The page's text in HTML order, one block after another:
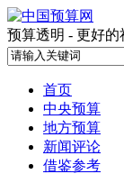
预算透明 - 更好
首页
中央预算
地方预算
新闻评论
借鉴参考